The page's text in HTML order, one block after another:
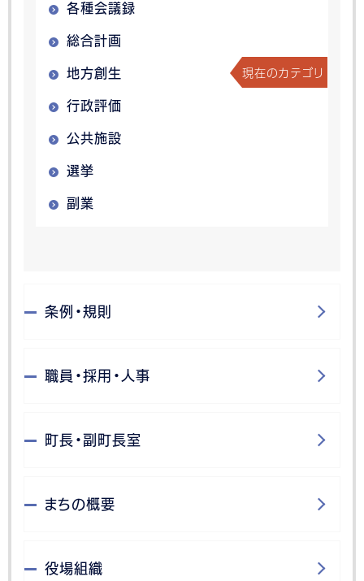
各種会議録
総合計画
地方創生 現在のカテゴリ
行政評価
公共施設
選挙
副業
条例・規則
職員・採用・人事
町長・副町長室
まちの概要
役場組織